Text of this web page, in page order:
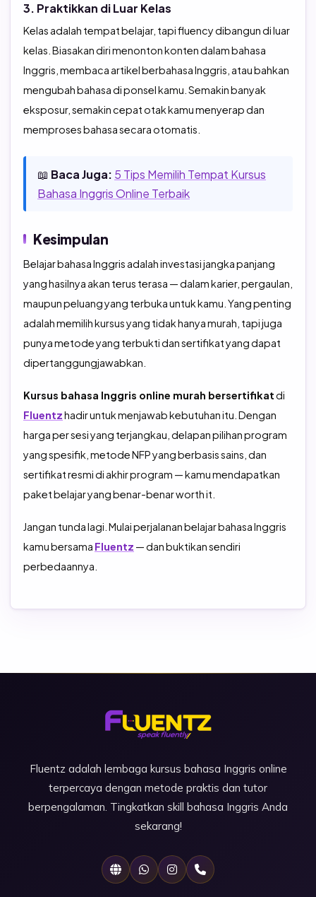
3. Praktikkan di Luar Kelas
Kelas adalah tempat belajar, tapi fluency dibangun di luar
kelas. Biasakan diri menonton konten dalam bahasa
Inggris, membaca artikel berbahasa Inggris, atau bahkan
mengubah bahasa di ponsel kamu. Semakin banyak
eksposur, semakin cepat otak kamu menyerap dan
memproses bahasa secara otomatis.
📖 Baca Juga: 5 Tips Memilih Tempat Kursus
Bahasa Inggris Online Terbaik
Kesimpulan
Belajar bahasa Inggris adalah investasi jangka panjang
yang hasilnya akan terus terasa — dalam karier, pergaulan,
maupun peluang yang terbuka untuk kamu. Yang penting
adalah memilih kursus yang tidak hanya murah, tapi juga
punya metode yang terbukti dan sertifikat yang dapat
dipertanggungjawabkan.
Kursus bahasa Inggris online murah bersertifikatdi
Fluentzhadir untuk menjawab kebutuhan itu. Dengan
harga per sesi yang terjangkau, delapan pilihan program
yang spesifik, metode NFP yang berbasis sains, dan
sertifikat resmi di akhir program — kamu mendapatkan
paket belajar yang benar-benar worth it.
Jangan tunda lagi. Mulai perjalanan belajar bahasa Inggris
kamu bersama Fluentz — dan buktikan sendiri
perbedaannya.
Fluentz adalah lembaga kursus bahasa Inggris online
terpercaya dengan metode praktis dan tutor
berpengalaman. Tingkatkan skill bahasa Inggris Anda
sekarang!